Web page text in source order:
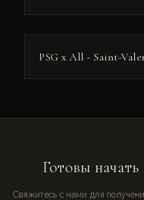
РЕКЛАМА
PSG x All - Saint-
Готовы
Свяжитесь с нами для